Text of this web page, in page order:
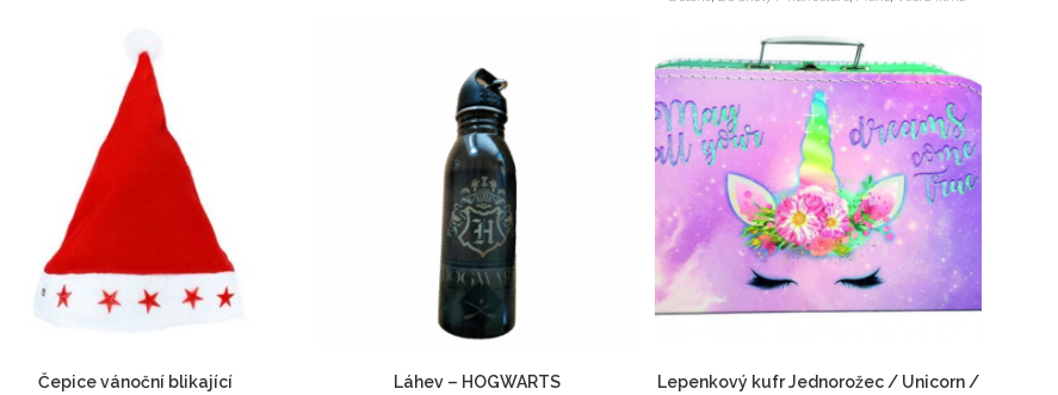
Čepice vánoční blikající Láhev – HOGWARTS
Lepenkový kufr Jednorožec / Unicorn /